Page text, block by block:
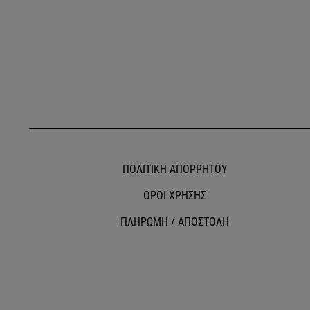
ΠΟΛΙΤΙΚΗ ΑΠΟΡΡΗΤΟΥ
ΟΡΟΙ ΧΡΗΣΗΣ
ΠΛΗΡΩΜΗ / ΑΠΟΣΤΟΛΗ